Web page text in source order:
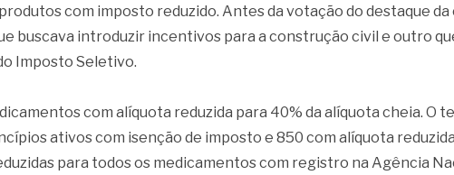
com imposto reduzido. Antes da votação do destaque da
buscava introduzir incentivos para a construção civil e outro
Imposto Seletivo.
com alíquota reduzida para 40% da alíquota cheia. O
ativos com isenção de imposto e 850 com alíquota
para todos os medicamentos com registro na Agência